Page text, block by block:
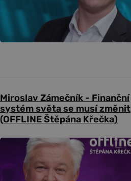
Miroslav Zámečník - Finanční
systém světa se musí změnit
(OFFLINE Štěpána Křečka)